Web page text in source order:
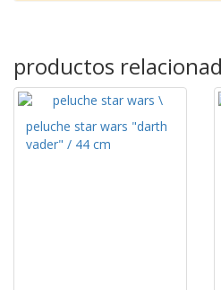
productos
peluche star wars "darth
vader" / 44 cm